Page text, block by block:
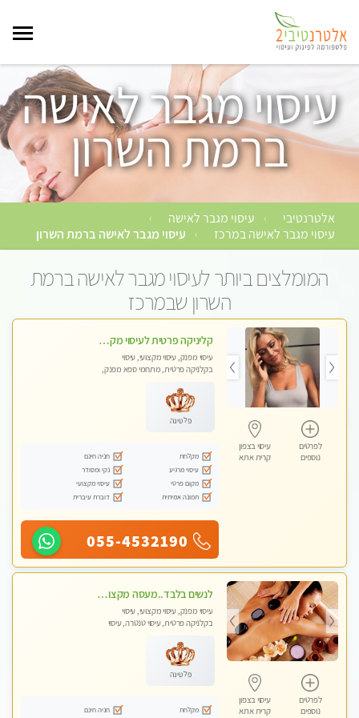
עיסוי מגבר לאישה
ברמת השרון
אלטרנטיבי › עיסוי מגבר לאישה ›
עיסוי מגבר לאישה במרכז › עיסוי מגבר לאישה ברמת השרון
המומלצים ביותר לעיסוי מגבר לאישה ברמת
השרון שבמרכז
לפרטים
נוספים
עיסוי בצפון
קרית אתא
קליניקה פרטית לעיסוי מקצועי ואלטרנטיבי ברמה גבוהה VIP תתקשר ..... highly recommended..new in the city
עיסוי מפנק, עיסוי מקצועי, עיסוי
בקלניקה פרטית, מתחמי ספא מפנק,
טנטרה, עיסוי מגבר לגבר, עיסוי מגבר
לאישה
פלטינה
מקלחת
חניה חינם
עיסוי מרגיע
נקי ומסודר
מקום פרטי
עיסוי מקצועי
תמונה אמיתית
דוברת עיברית
055-4532190
לפרטים
נוספים
עיסוי בצפון
קרית אתא
לנשים בלבד..מעסה מקצועי לנשים בלבד לעיסוי מרגיע ומפנק VIP-מומלץ לחלוטין! פרטי! ​​​​​​
עיסוי מפנק, עיסוי מקצועי, עיסוי
בקלניקה פרטית, עיסוי טנטרה, עיסוי
פלטינה
מקלחת
חניה חינם